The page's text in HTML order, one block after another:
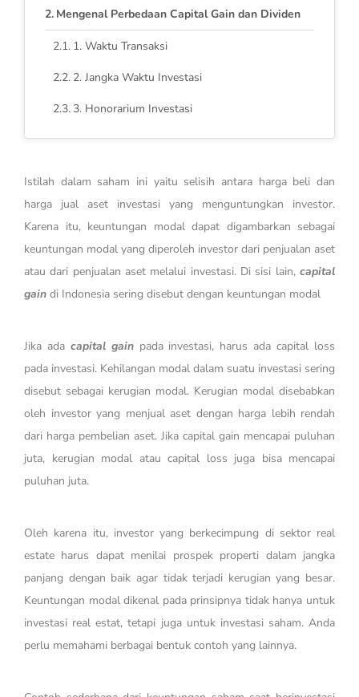
Mengenal Perbedaan Capital Gain dan Dividen
1. Waktu Transaksi
2. Jangka Waktu Investasi
3. Honorarium Investasi
Istilah dalam saham ini yaitu selisih antara harga beli dan
harga jual aset investasi yang menguntungkan investor.
Karena itu, keuntungan modal dapat digambarkan sebagai
keuntungan modal yang diperoleh investor dari penjualan aset
atau dari penjualan aset melalui investasi. Di sisi lain, capital
gain di Indonesia sering disebut dengan keuntungan modal
Jika adacapital gain pada investasi, harus ada capital loss
pada investasi. Kehilangan modal dalam suatu investasi sering
disebut sebagai kerugian modal. Kerugian modal disebabkan
oleh investor yang menjual aset dengan harga lebih rendah
dari harga pembelian aset. Jika capital gain mencapai puluhan
juta, kerugian modal atau capital loss juga bisa mencapai
puluhan juta.
Oleh karena itu, investor yang berkecimpung di sektor real
estate harus dapat menilai prospek properti dalam jangka
panjang dengan baik agar tidak terjadi kerugian yang besar.
Keuntungan modal dikenal pada prinsipnya tidak hanya untuk
investasi real estat, tetapi juga untuk investasi saham. Anda
perlu memahami berbagai bentuk contoh yang lainnya.